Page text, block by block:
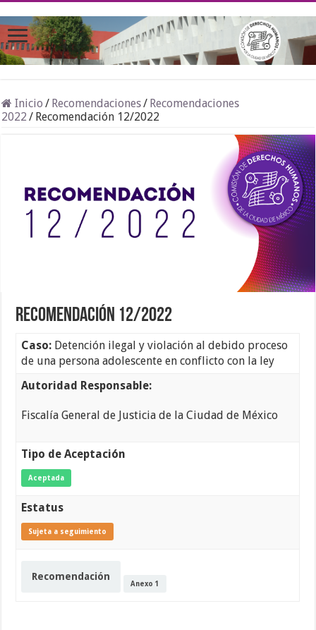
Inicio / Recomendaciones/ Recomendaciones
2022 / Recomendación 12/2022
Recomendación 12/2022
Caso: Detención ilegal y violación al debido proceso
de una persona adolescente en conflicto con la ley
Autoridad Responsable:
Fiscalía General de Justicia de la Ciudad de México
Tipo de Aceptación
Aceptada
Estatus
Sujeta a seguimiento
Recomendación
Anexo 1